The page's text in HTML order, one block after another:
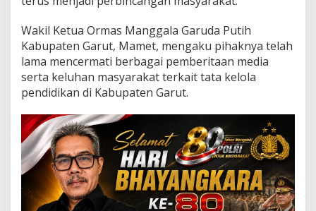
K
a
d
i
s
d
k
G
a
r
u
t
a
t
Wakil Ketua Ormas Manggala Garuda Putih
Kabupaten Garut, Mamet, mengaku pihaknya telah
lama mencermati berbagai pemberitaan media
serta keluhan masyarakat terkait tata kelola
pendidikan di Kabupaten Garut.